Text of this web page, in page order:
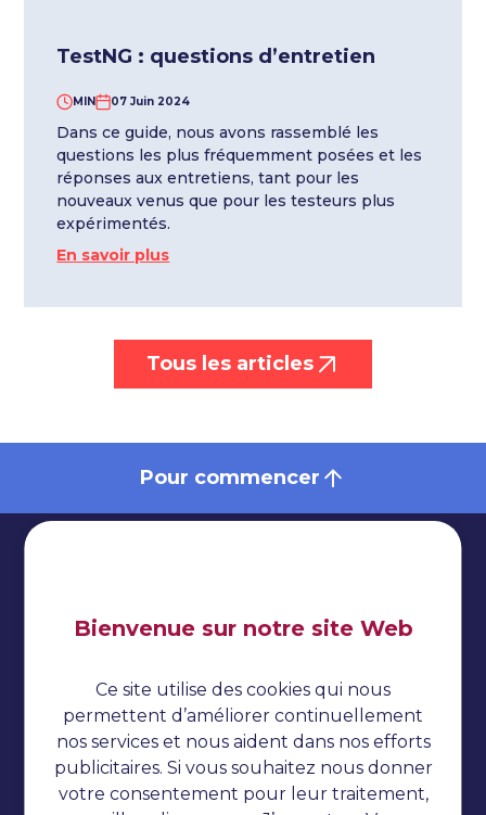
TestNG : questions d’entretien
MIN 07 Juin 2024
Dans ce guide, nous avons rassemblé les
questions les plus fréquemment posées et les
réponses aux entretiens, tant pour les
nouveaux venus que pour les testeurs plus
expérimentés.
En savoir plus
Tous les articles
Pour commencer
Impressum
Cookies
Tests automatisés
Tutoriel TestNG
Bienvenue sur notre site Web
Ce site utilise des cookies qui nous
permettent d’améliorer continuellement
nos services et nous aident dans nos efforts
publicitaires. Si vous souhaitez nous donner
votre consentement pour leur traitement,